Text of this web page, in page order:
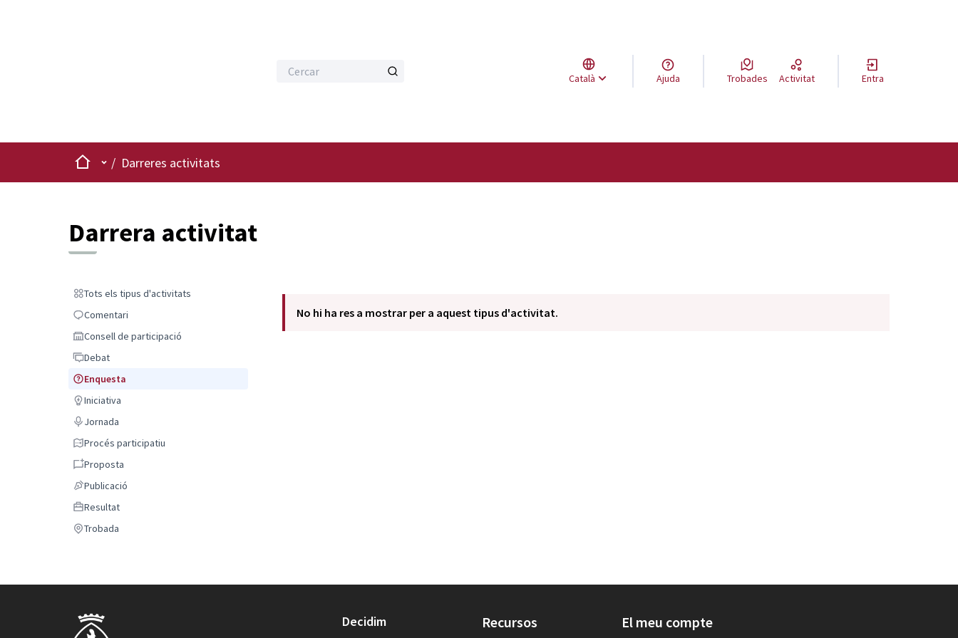
Català
Triar la llengua
Elegir el idioma
Ajuda Trobades Activitat Entra
Inici Menú principal
/ Darreres activitats
Darrera activitat
Tots els tipus d'activitats
Tots els tipus d'activitats
Comentari
Comentari
Consell de participació
Consell de participació
DebatDebat
Enquesta
Enquesta
Iniciativa
Iniciativa
Jornada
Jornada
Procés participatiu
Procés participatiu
Proposta
Proposta
Publicació
Publicació
Resultat
Resultat
Trobada
Trobada
No hi ha res a mostrar per a aquest tipus d'activitat.
Decidim Recursos El meu compte